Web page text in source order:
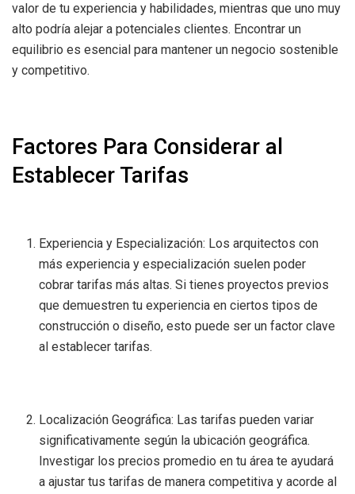
valor de tu experiencia y habilidades, mientras que uno muy
alto podría alejar a potenciales clientes. Encontrar un
equilibrio es esencial para mantener un negocio sostenible
y competitivo.
Factores Para Considerar al
Establecer Tarifas
Experiencia y Especialización: Los arquitectos con
más experiencia y especialización suelen poder
cobrar tarifas más altas. Si tienes proyectos previos
que demuestren tu experiencia en ciertos tipos de
construcción o diseño, esto puede ser un factor clave
al establecer tarifas.
Localización Geográfica: Las tarifas pueden variar
significativamente según la ubicación geográfica.
Investigar los precios promedio en tu área te ayudará
a ajustar tus tarifas de manera competitiva y acorde al